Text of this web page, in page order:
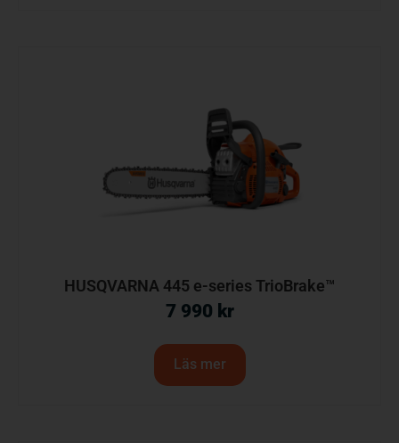
HUSQVARNA 445 e-series TrioBrake™
7 990 kr
Läs mer